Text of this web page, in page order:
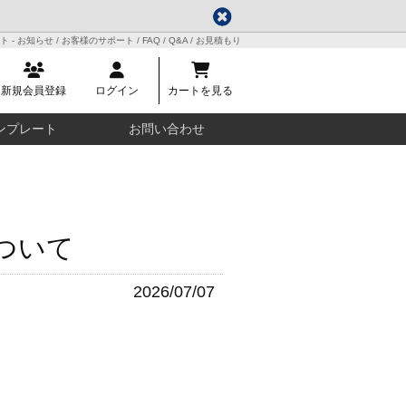
- お知らせ / お客様のサポート / FAQ / Q&A / お見積もり
新規会員登録 ログイン カートを見る
プレート お問い合わせ
いて
2026/07/07